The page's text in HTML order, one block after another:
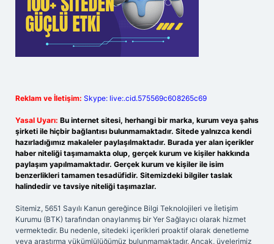
Reklam ve İletişim: Skype: live:.cid.575569c608265c69
Yasal Uyarı: Bu internet sitesi, herhangi bir marka, kurum veya şahıs
şirketi ile hiçbir bağlantısı bulunmamaktadır. Sitede yalnızca kendi
hazırladığımız makaleler paylaşılmaktadır. Burada yer alan içerikler
haber niteliği taşımamakta olup, gerçek kurum ve kişiler hakkında
paylaşım yapılmamaktadır. Gerçek kurum ve kişiler ile isim
benzerlikleri tamamen tesadüfidir. Sitemizdeki bilgiler taslak
halindedir ve tavsiye niteliği taşımazlar.
Sitemiz, 5651 Sayılı Kanun gereğince Bilgi Teknolojileri ve İletişim
Kurumu (BTK) tarafından onaylanmış bir Yer Sağlayıcı olarak hizmet
vermektedir. Bu nedenle, sitedeki içerikleri proaktif olarak denetleme
veya araştırma yükümlülüğümüz bulunmamaktadır. Ancak, üyelerimiz